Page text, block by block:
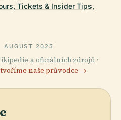
Tickets & Insider Tips,
AUGUST 2025
a oficiálních zdrojů ·
tvoříme naše průvodce →